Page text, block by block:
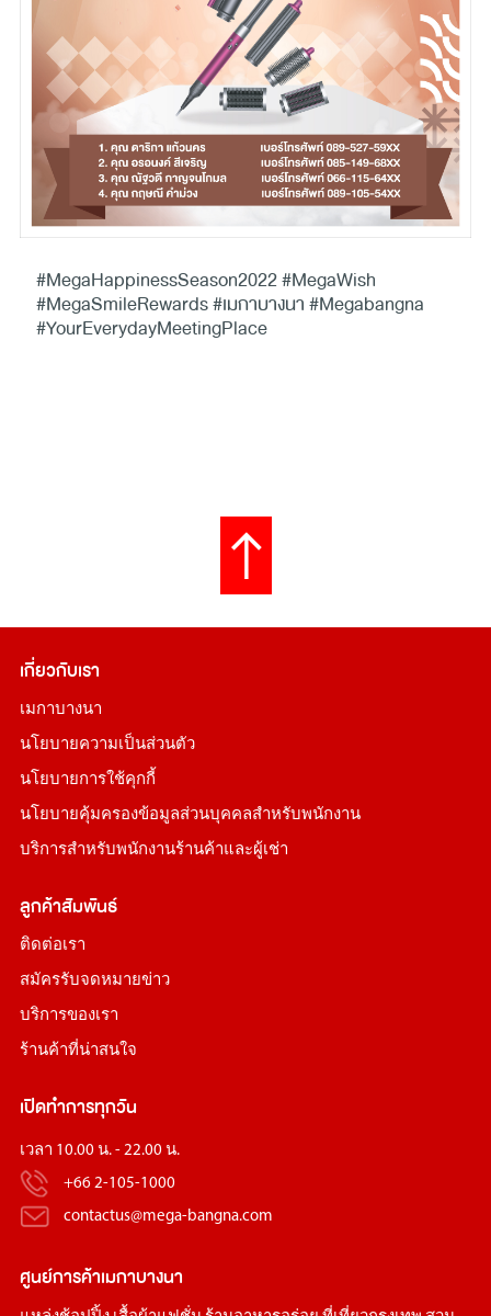
#MegaHappinessSeason2022 #MegaWish
#MegaSmileRewards #เมกาบางนา #Megabangna
#YourEverydayMeetingPlace
เกี่ยวกับเรา
เมกาบางนา
นโยบายความเป็นส่วนตัว
นโยบายการใช้คุกกี้
นโยบายคุ้มครองข้อมูลส่วนบุคคลสำหรับพนักงาน
บริการสำหรับพนักงานร้านค้าและผู้เช่า
ลูกค้าสัมพันธ์
ติดต่อเรา
สมัครรับจดหมายข่าว
บริการของเรา
ร้านค้าที่น่าสนใจ
เปิดทำการทุกวัน
เวลา 10.00 น. - 22.00 น.
+66 2-105-1000
contactus@mega-bangna.com
ศูนย์การค้าเมกาบางนา